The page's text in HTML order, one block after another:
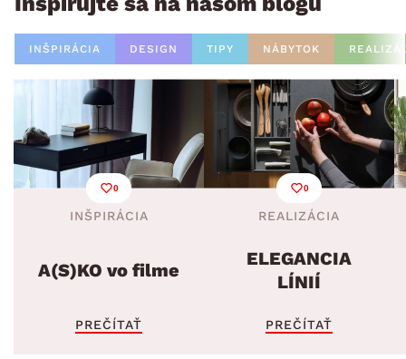
INŠPIRÁCIA DESIGN TIPY NÁBYTOK
0
INŠPIRÁCIA
A(S)KO vo filme
PREČÍTAŤ
0
REALIZÁCIA
ELEGANCIA
LÍNIÍ
PREČÍTAŤ